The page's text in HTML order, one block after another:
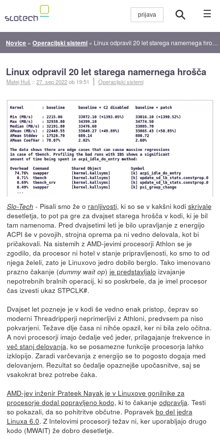
☰
Novice »Operacijski sistemi » Linux odpravil 20 let starega namernega hrošča
Linux odpravil 20 let starega namernega hrošča
Matej Huš ::27. sep 2022ob 19:51 Operacijski sistemi
Slo-Tech - Pisali smo že o ranljivosti, ki so se v kakšni kodi skrivale
desetletja, to pot pa gre za dvajset starega hrošča v kodi, ki je bil
tam namenoma. Pred dvajsetimi leti je bilo upravljanje z energijo
ACPI še v povojih, strojna oprema pa ni vedno delovala, kot bi
pričakovali. Na sistemih z AMD-jevimi procesorji Athlon se je
zgodilo, da procesor ni hotel v stanje pripravljenosti, ko smo to od
njega želeli, zato je Linuxovo jedro dobilo berglo. Tako imenovano
prazno čakanje (dummy wait op) je predstavljalo izvajanje
nepotrebnih bralnih operacij, ki so poskrbele, da je imel procesor
čas izvesti ukaz STPCLK#.
Dvajset let pozneje je v kodi še vedno enak pristop, čeprav so
moderni Threadripperji neprimerljivi z Athloni, predvsem pa niso
pokvarjeni. Težave dlje časa ni nihče opazil, ker ni bila zelo očitna.
A novi procesorji imajo čedalje več jeder, prilagajanje frekvence in
več stanj delovanja, ko se posamezne funkcije procesorja lahko
izklopijo. Zaradi varčevanja z energijo se to pogosto dogaja med
delovanjem. Rezultat so čedalje opaznejše upočasnitve, saj se
vsakokrat brez potrebe čaka.
AMD-jev inženir Prateek Nayak je v Linuxove gonilnike za
procesorje dodal popravljeno kodo, ki to čakanje odpravlja. Testi
so pokazali, da so pohitritve občutne. Popravek bo del jedra
Linuxa 6.0. Z Intelovimi procesorji težav ni, ker uporabljajo drugo
kodo (MWAIT) že dobro desetletje.